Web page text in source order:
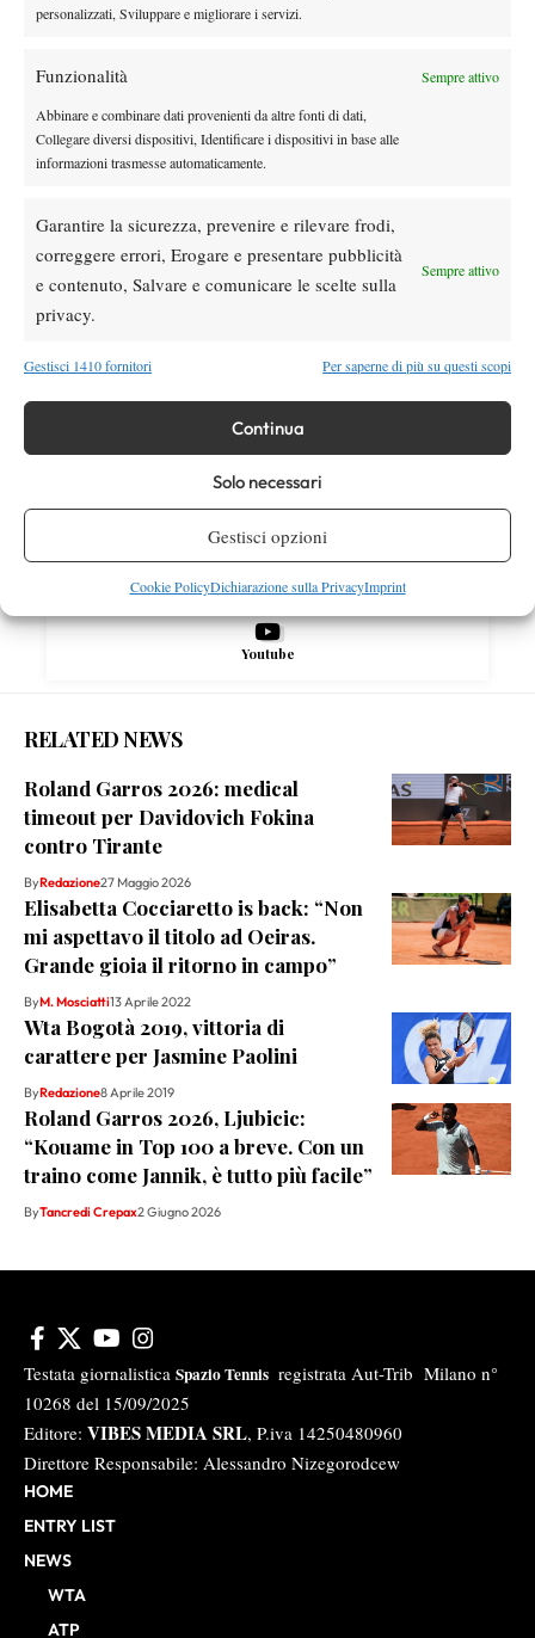
personalizzati, Sviluppare e migliorare i servizi.
Funzionalità Sempre attivo
Abbinare e combinare dati provenienti da altre fonti di dati,
Collegare diversi dispositivi, Identificare i dispositivi in base alle
informazioni trasmesse automaticamente.
Garantire la sicurezza, prevenire e rilevare frodi,
correggere errori, Erogare e presentare pubblicità
e contenuto, Salvare e comunicare le scelte sulla
privacy.
Sempre attivo
Gestisci 1410 fornitori Per saperne di più su questi scopi
Continua
Solo necessari
Gestisci opzioni
Cookie PolicyDichiarazione sulla PrivacyImprint
News Wta
Atp News
Arnaldi apre sul Centrale
SOCIAL
Instagram
Youtube
RELATED NEWS
Roland Garros 2026: medical
timeout per Davidovich Fokina
contro Tirante
ByRedazione27 Maggio 2026
Elisabetta Cocciaretto is back: “Non
mi aspettavo il titolo ad Oeiras.
Grande gioia il ritorno in campo”
ByM. Mosciatti13 Aprile 2022
Wta Bogotà 2019, vittoria di
carattere per Jasmine Paolini
ByRedazione8 Aprile 2019
Roland Garros 2026, Ljubicic:
“Kouame in Top 100 a breve. Con un
traino come Jannik, è tutto più facile”
ByTancredi Crepax2 Giugno 2026
Testata giornalistica Spazio Tennis registrata Aut-Trib Milano n°
10268 del 15/09/2025
Editore: VIBES MEDIA SRL, P.iva 14250480960
Direttore Responsabile: Alessandro Nizegorodcew
HOME
ENTRY LIST
NEWS
WTA
ATP